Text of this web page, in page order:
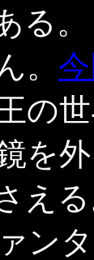
る。
。
の
を
え
ン